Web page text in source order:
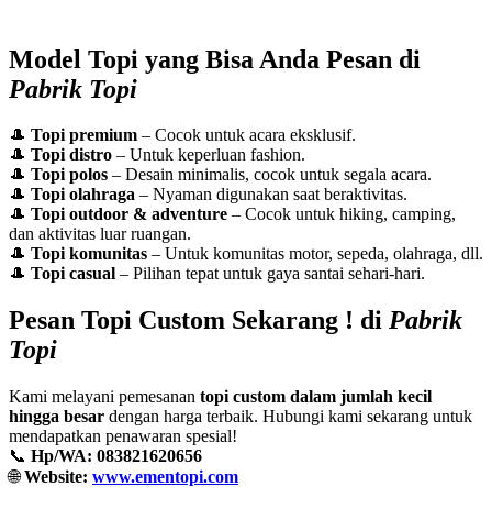
Model Topi yang Bisa Anda Pesan di
Pabrik Topi
🎩 Topi premium – Cocok untuk acara eksklusif.
🎩 Topi distro – Untuk keperluan fashion.
🎩 Topi polos – Desain minimalis, cocok untuk segala acara.
🎩 Topi olahraga – Nyaman digunakan saat beraktivitas.
🎩 Topi outdoor & adventure – Cocok untuk hiking, camping,
dan aktivitas luar ruangan.
🎩 Topi komunitas – Untuk komunitas motor, sepeda, olahraga, dll.
🎩 Topi casual – Pilihan tepat untuk gaya santai sehari-hari.
Pesan Topi Custom Sekarang ! di Pabrik
Topi
Kami melayani pemesanan topi custom dalam jumlah kecil
hingga besar dengan harga terbaik. Hubungi kami sekarang untuk
mendapatkan penawaran spesial!
📞 Hp/WA: 083821620656
🌐Website: www.ementopi.com